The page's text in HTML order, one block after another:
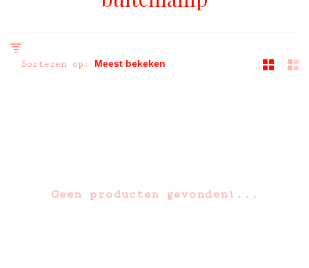
Sorteren op:
Geen producten gevonden!...